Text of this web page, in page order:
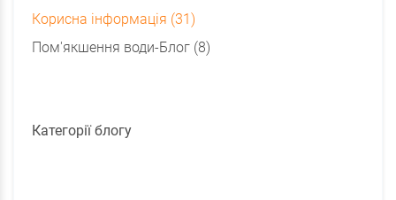
Корисна інформація (31)
Пом'якшення води-Блог (8)
Категорії блогу